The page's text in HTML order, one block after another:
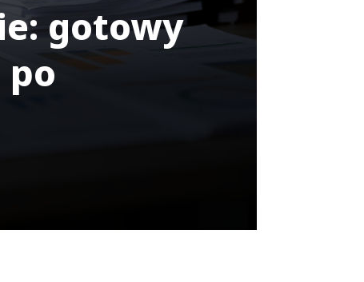
gotowy